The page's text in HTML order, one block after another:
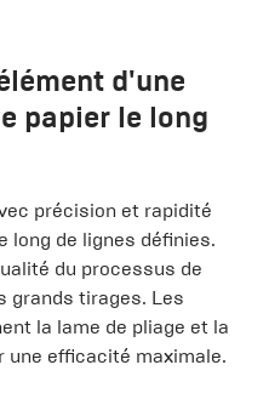
d'une
papier le long
précision et rapidité
long de lignes définies.
du processus de
grands tirages. Les
la lame de pliage et la
une efficacité maximale.